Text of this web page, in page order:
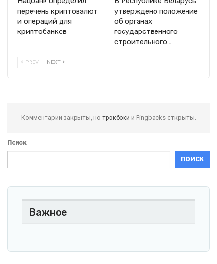
перечень криптовалют
и операций для
криптобанков
утверждено положение
об органах
государственного
строительного…
PREV NEXT
Комментарии закрыты, но трэкбэки и Pingbacks открыты.
Поиск
ПОИСК
Важное